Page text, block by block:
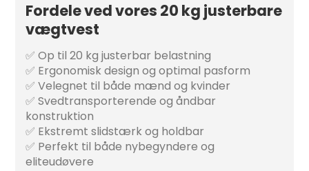
Fordele ved vores 20 kg justerbare
vægtvest
✅ Op til 20 kg justerbar belastning
✅ Ergonomisk design og optimal pasform
✅ Velegnet til både mænd og kvinder
✅ Svedtransporterende og åndbar
konstruktion
✅ Ekstremt slidstærk og holdbar
✅ Perfekt til både nybegyndere og
eliteudøvere